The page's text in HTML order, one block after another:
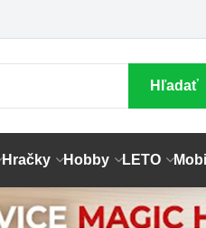
Hľadať
Hračky Hobby LETO